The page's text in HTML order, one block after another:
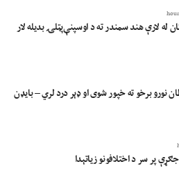
له لارې هند سمندر ته د اوسپنې‌پټلۍ بدیله لار
نورو برخو ته خپور شوی او ډېر درد لري – بایډن
پر سر د اختلافونو زیاتېدا